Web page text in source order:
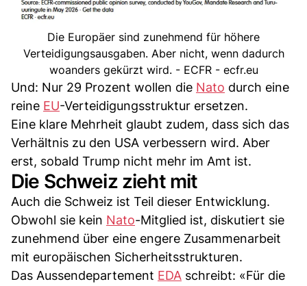
Die Europäer sind zunehmend für höhere
Verteidigungsausgaben. Aber nicht, wenn dadurch
woanders gekürzt wird. - ECFR - ecfr.eu
Und: Nur 29 Prozent wollen die Nato durch eine
reine EU-Verteidigungsstruktur ersetzen.
Eine klare Mehrheit glaubt zudem, dass sich das
Verhältnis zu den USA verbessern wird. Aber
erst, sobald Trump nicht mehr im Amt ist.
Die Schweiz zieht mit
Auch die Schweiz ist Teil dieser Entwicklung.
Obwohl sie kein Nato-Mitglied ist, diskutiert sie
zunehmend über eine engere Zusammenarbeit
mit europäischen Sicherheitsstrukturen.
Das Aussendepartement EDA schreibt: «Für die